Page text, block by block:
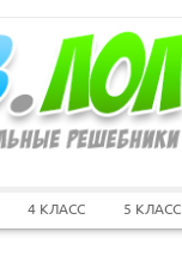
4 КЛАСС 5 КЛАСС